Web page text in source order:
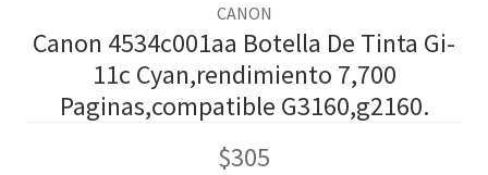
CANON
Canon 4534c001aa Botella De Tinta Gi-
11c Cyan,rendimiento 7,700
Paginas,compatible G3160,g2160.
$305